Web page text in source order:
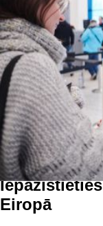
Eiropā